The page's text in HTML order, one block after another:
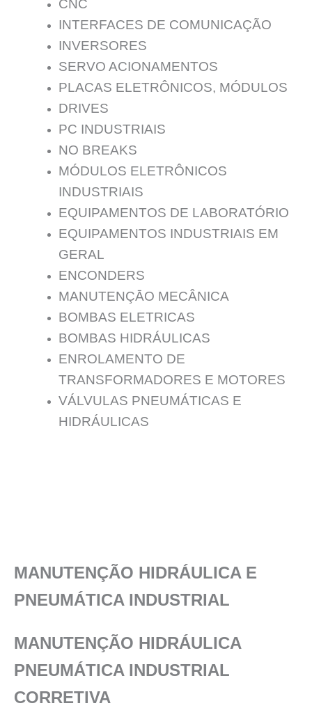
CNC
INTERFACES DE COMUNICAÇÃO
INVERSORES
SERVO ACIONAMENTOS
PLACAS ELETRÔNICOS, MÓDULOS
DRIVES
PC INDUSTRIAIS
NO BREAKS
MÓDULOS ELETRÔNICOS
INDUSTRIAIS
EQUIPAMENTOS DE LABORATÓRIO
EQUIPAMENTOS INDUSTRIAIS EM
GERAL
ENCONDERS
MANUTENÇĀO MECÂNICA
BOMBAS ELETRICAS
BOMBAS HIDRÁULICAS
ENROLAMENTO DE
TRANSFORMADORES E MOTORES
VÁLVULAS PNEUMÁTICAS E
HIDRÁULICAS
MANUTENÇÃO HIDRÁULICA E
PNEUMÁTICA INDUSTRIAL
MANUTENÇÃO HIDRÁULICA
PNEUMÁTICA INDUSTRIAL
CORRETIVA